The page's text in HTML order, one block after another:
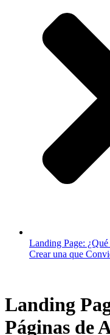
Landing Page:
Crear una que
Landing
Páginas de